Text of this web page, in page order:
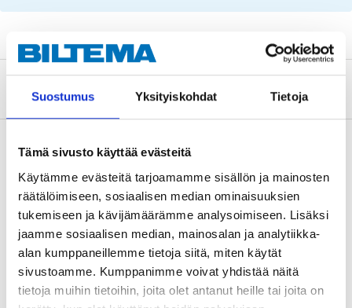
Suostumus Yksityiskohdat Tietoja
Tämä sivusto käyttää evästeitä
Käytämme evästeitä tarjoamamme sisällön ja mainosten
räätälöimiseen, sosiaalisen median ominaisuuksien
tukemiseen ja kävijämäärämme analysoimiseen. Lisäksi
jaamme sosiaalisen median, mainosalan ja analytiikka-
alan kumppaneillemme tietoja siitä, miten käytät
sivustoamme. Kumppanimme voivat yhdistää näitä
tietoja muihin tietoihin, joita olet antanut heille tai joita on
Tietoa valmistajasta
Osta & Nouda
Osta verkosta ja nouda tavaratalosta jo 2 tunnin kuluttua!
LUE LISÄÄ
Muut asiakkaat ostivat myös